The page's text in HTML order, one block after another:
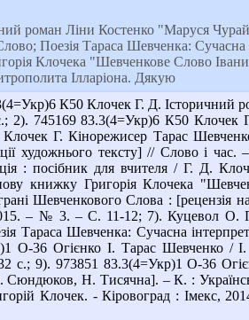
роман Ліни Костенко "Маруся
Поезія Тараса Шевченка: Сучасна
Клочека "Шевченкове Слово
Ілларіона. Дякую
К50 Клочек Г. Д. Історичний
2). 745169 83.3(4=Укр)6 К50 Клочек
Г. Кінорежисер Тарас Шевченко
художнього тексту] // Слово і
: посібник для вчителя / Г. Д.
книжку Григорія Клочека
Шевченкового Слова : [рецензія
– № 3. – С. 11-12; 7). Куцевол О.
Тараса Шевченка: Сучасна
36 Огієнко І. Тарас Шевченко / І.
9). 973851 83.3(4=Укр)1 О-36
Сюндюков, Н. Тисячна]. – К. :
Клочек. - Кіровоград : Імекс,